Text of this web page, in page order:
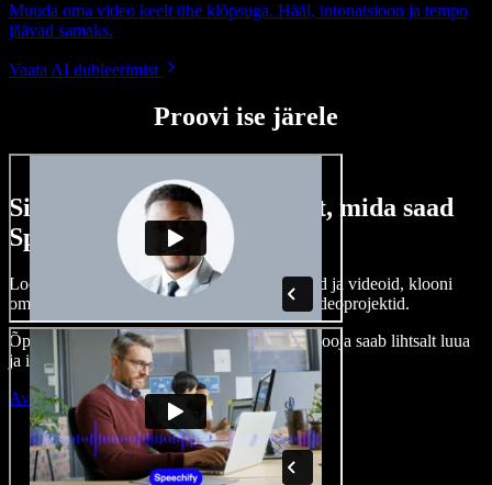
Muuda oma video keelt ühe klõpsuga. Hääl, intonatsioon ja tempo
jäävad samaks.
Vaata AI dubleerimist
Proovi ise järele
Siin on vaid väike osa sellest, mida saad
Speechify Studioga teha.
Loo voice-over’eid, kasuta tasuta pilte, helisid ja videoid, klooni
oma häält ja pane kokku terviklikud audio-videoprojektid.
Õppimiskõver puudub, kõik töötab veebis – looja saab lihtsalt luua
ja ideed kiiresti ellu viia.
Ava Studio